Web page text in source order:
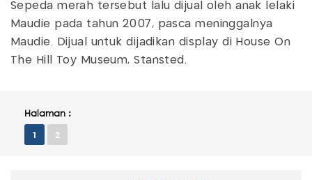
Sepeda merah tersebut lalu dijual oleh anak lelaki
Maudie pada tahun 2007, pasca meninggalnya
Maudie. Dijual untuk dijadikan display di House On
The Hill Toy Museum, Stansted.
Halaman :
1 2